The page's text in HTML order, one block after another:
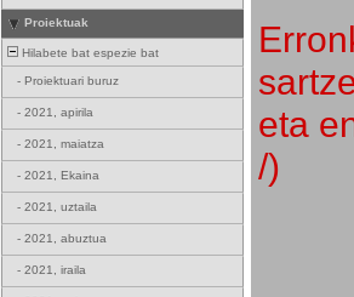
Proiektuak
Hilabete bat espezie bat
- Proiektuari buruz
- 2021, apirila
- 2021, maiatza
- 2021, Ekaina
- 2021, uztaila
- 2021, abuztua
- 2021, iraila
eta
/)